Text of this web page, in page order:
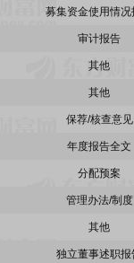
募集资金使用情况
审计报告
其他
其他
保荐/核查意见
年度报告全文
分配预案
管理办法/制度
其他
独立董事述职报